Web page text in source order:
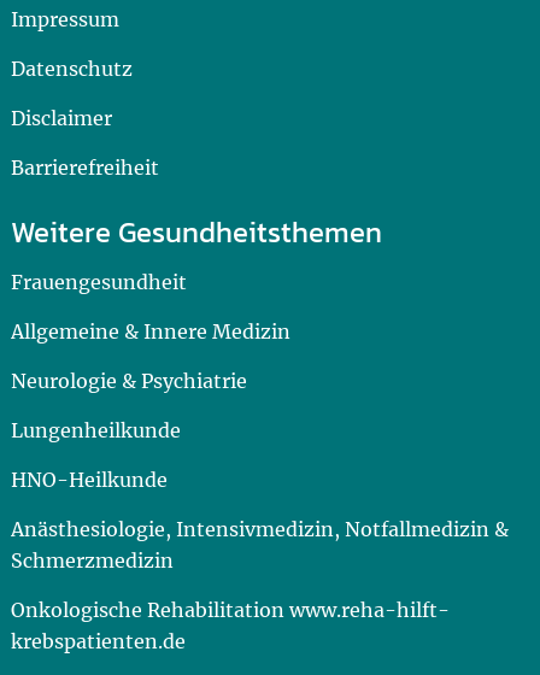
Impressum
Datenschutz
Disclaimer
Barrierefreiheit
Weitere Gesundheitsthemen
Frauengesundheit
Allgemeine & Innere Medizin
Neurologie & Psychiatrie
Lungenheilkunde
HNO-Heilkunde
Anästhesiologie, Intensivmedizin, Notfallmedizin &
Schmerzmedizin
Onkologische Rehabilitation www.reha-hilft-
krebspatienten.de